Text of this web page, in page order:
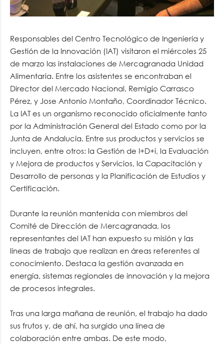
Responsables del Centro Tecnológico de Ingeniería y
Gestión de la Innovación (IAT) visitaron el miércoles 25
de marzo las instalaciones de Mercagranada Unidad
Alimentaria. Entre los asistentes se encontraban el
Director del Mercado Nacional, Remigio Carrasco
Pérez, y Jose Antonio Montaño, Coordinador Técnico.
La IAT es un organismo reconocido oficialmente tanto
por la Administración General del Estado como por la
Junta de Andalucía. Entre sus productos y servicios se
incluyen, entre otros: la Gestión de I+D+i, la Evaluación
y Mejora de productos y Servicios, la Capacitación y
Desarrollo de personas y la Planificación de Estudios y
Certificación.
Durante la reunión mantenida con miembros del
Comité de Dirección de Mercagranada, los
representantes del IAT han expuesto su misión y las
líneas de trabajo que realizan en áreas referentes al
conocimiento. Destaca la gestión avanzada en
energía, sistemas regionales de innovación y la mejora
de procesos integrales.
Tras una larga mañana de reunión, el trabajo ha dado
sus frutos y, de ahí, ha surgido una línea de
colaboración entre ambas. De este modo,